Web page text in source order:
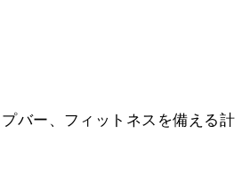
バー、フィットネスを備える計